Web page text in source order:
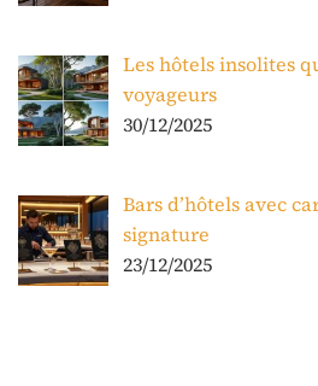
Les hôtels insolites
voyageurs
30/12/2025
Bars d’hôtels avec
signature
23/12/2025